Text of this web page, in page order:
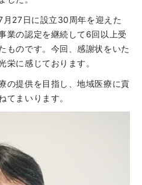
月27日に設立30周年を迎えた
業の認定を継続して6回以上受
ものです。今回、感謝状をいた
栄に感じております。
の提供を目指し、地域医療に貢
てまいります。